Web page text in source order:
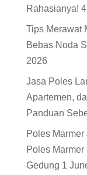
Rahasianya!
Tips Merawat
Bebas Noda
2026
Jasa Poles
Apartemen,
Panduan
Poles
Poles
Gedung 1